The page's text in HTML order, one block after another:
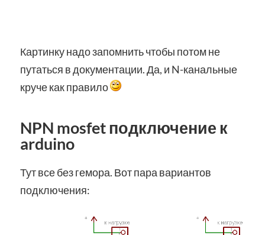
Картинку надо запомнить чтобы потом не
путаться в документации. Да, и N-канальные
круче как правило
NPN mosfet подключение к
arduino
Тут все без гемора. Вот пара вариантов
подключения: